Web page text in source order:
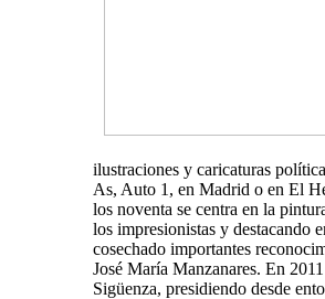
ilustraciones y caricaturas
As, Auto 1, en Madrid o en El
los noventa se centra en la
los impresionistas y destacando
cosechado importantes
José María Manzanares. En
Sigüenza, presidiendo desde